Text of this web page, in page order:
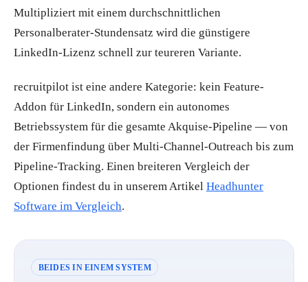
Multipliziert mit einem durchschnittlichen
Personalberater-Stundensatz wird die günstigere
LinkedIn-Lizenz schnell zur teureren Variante.
recruitpilot ist eine andere Kategorie: kein Feature-
Addon für LinkedIn, sondern ein autonomes
Betriebssystem für die gesamte Akquise-Pipeline — von
der Firmenfindung über Multi-Channel-Outreach bis zum
Pipeline-Tracking. Einen breiteren Vergleich der
Optionen findest du in unserem Artikel Headhunter
Software im Vergleich.
BEIDES IN EINEM SYSTEM